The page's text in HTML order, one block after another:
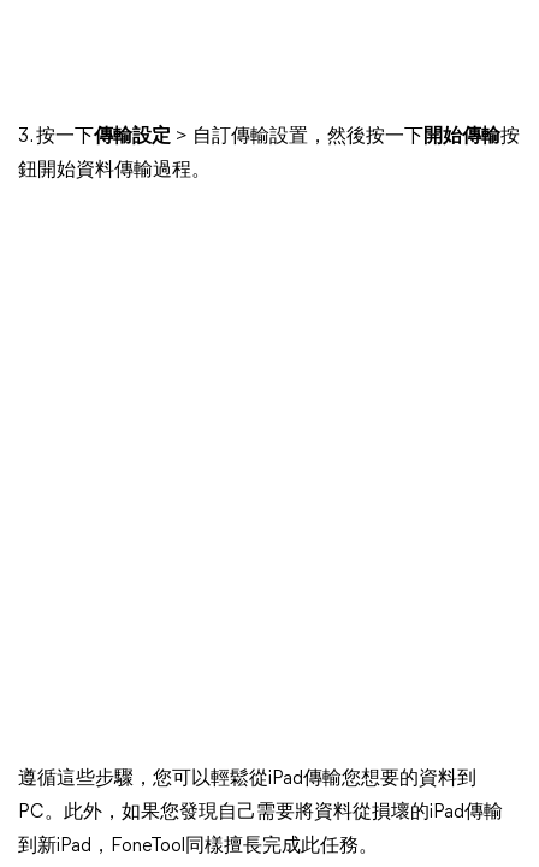
3. 按一下傳輸設定 > 自訂傳輸設置，然後按一下 開始傳輸按
鈕開始資料傳輸過程。
遵循這些步驟，您可以輕鬆從iPad傳輸您想要的資料到
PC。此外，如果您發現自己需要將資料從損壞的iPad傳輸
到新iPad，FoneTool同樣擅長完成此任務。